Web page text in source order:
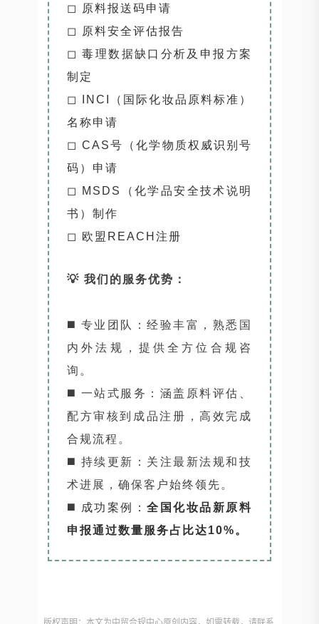
◻ 原料报送码申请
◻ 原料安全评估报告
◻ 毒理数据缺口分析及申报方案
制定
◻ INCI（国际化妆品原料标准）
名称申请
◻ CAS号（化学物质权威识别号
码）申请
◻ MSDS（化学品安全技术说明
书）制作
◻ 欧盟REACH注册
💡 我们的服务优势：
◼️ 专业团队：经验丰富，熟悉国
内外法规，提供全方位合规咨
询。
◼️ 一站式服务：涵盖原料评估、
配方审核到成品注册，高效完成
合规流程。
◼️ 持续更新：关注最新法规和技
术进展，确保客户始终领先。
◼️
成功案例：全国化妆品新原料
申报通过数量服务占比达10%。
版权声明：本文为中贸合规中心原创内容，如需转载，请联系